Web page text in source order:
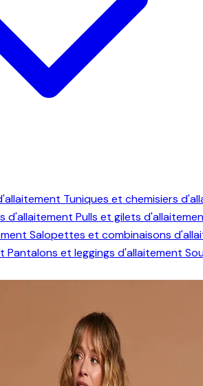
Tuniques et chemisiers
d'allaitement Pulls et gilets
Salopettes et combinaisons
Pantalons et leggings d'allaitement